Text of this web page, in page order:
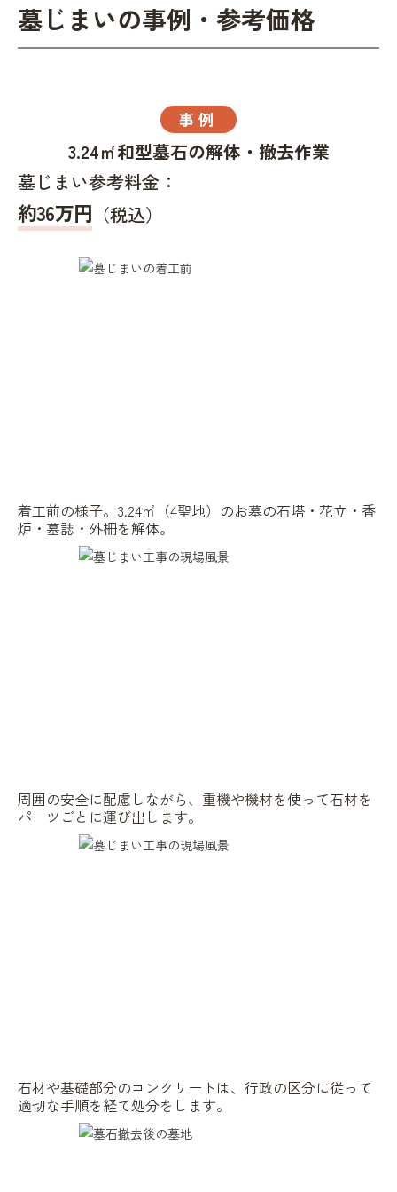
墓じまいの事例・参考価格
事例
3.24㎡和型墓石の解体・撤去作業
墓じまい参考料金：
約36万円 （税込）
着工前の様子。3.24㎡（4聖地）のお墓の石塔・花立・香
炉・墓誌・外柵を解体。
周囲の安全に配慮しながら、重機や機材を使って石材を
パーツごとに運び出します。
石材や基礎部分のコンクリートは、行政の区分に従って
適切な手順を経て処分をします。